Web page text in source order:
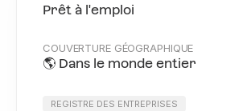
Prêt à l'emploi
COUVERTURE GÉOGRAPHIQUE
🌎 Dans le monde entier
REGISTRE DES ENTREPRISES